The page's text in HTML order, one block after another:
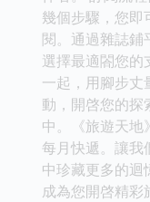
幾個步驟，您即
閱。通過雜誌鋪
選擇最適閤您的
一起，用腳步丈
動，開啓您的探
中。《旅遊天地
每月快遞。讓我
中珍藏更多的迴
成為您開啓精彩